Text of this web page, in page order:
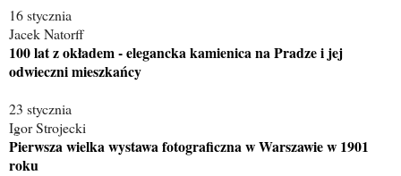
16 stycznia
Jacek Natorff
100 lat z okładem - elegancka kamienica na Pradze i jej
odwieczni mieszkańcy
23 stycznia
Igor Strojecki
Pierwsza wielka wystawa fotograficzna w Warszawie w 1901
roku